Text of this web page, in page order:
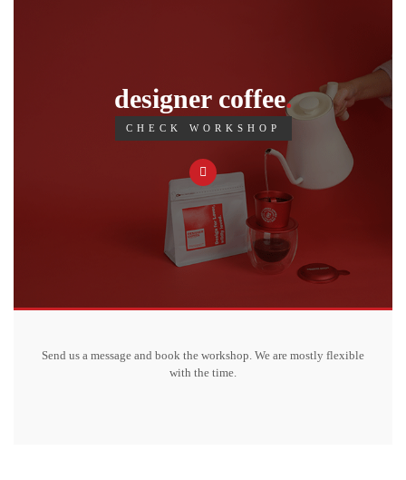
designer coffee
CHECK WORKSHOP
Send us a message and book the workshop. We are mostly flexible
with the time.